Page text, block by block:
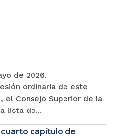
de 2026.
ordinaria de este
el Consejo Superior de la
lista de...
capítulo de